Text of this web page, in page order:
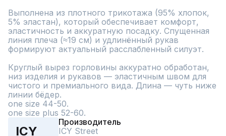
Выполнена из плотного трикотажа (95% хлопок,
5% эластан), который обеспечивает комфорт,
эластичность и аккуратную посадку. Спущенная
линия плеча (≈19 см) и удлинённый рукав
формируют актуальный расслабленный силуэт.
Круглый вырез горловины аккуратно обработан,
низ изделия и рукавов — эластичным швом для
чистого и премиального вида. Длина — чуть ниже
линии бёдер.
one size 44-50.
one size plus 52-60.
ICY
Производитель
ICY Street